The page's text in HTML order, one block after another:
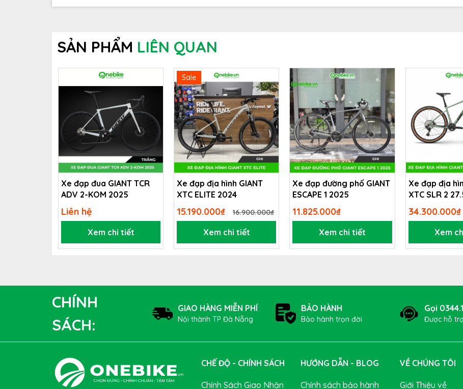
Bộ Truyền Động Điện Tử Shimano DURA ACE Di2 – Đỉnh
nhanh và êm ái. Người dùng có thể chuyển tốc độ dễ dàng chỉ bằng một thao tác nhẹ nhàng, ngay cả khi đang tăng tốc
hoặc thay đổi địa hình. Đi cùng là
phanh đĩa dầu DURA ACE
cho khả năng kiểm soát tuyệt đối trong mọi điều kiện – từ
mưa đến đổ đèo tốc độ cao.
SẢN PHẨM LIÊN QUAN
Xe đạp đua GIANT TCR
ADV 2-KOM 2025
Liên hệ
Xem chi tiết
Sale
Xe đạp địa hình GIANT
XTC ELITE 2024
15.190.000₫ 16.900.000₫
Xem chi tiết
Xe đạp đường phố GIANT
ESCAPE 1 2025
11.825.000₫
Xem chi tiết
Xe đạp địa
XTC SLR 2
34.300.000₫
Xem
CHÍNH
SÁCH:
GIAO HÀNG MIỄN PHÍ
Nội thành TP Đà Nẵng
BẢO HÀNH
Bảo hành trọn đời
Gọi
Được hỗ
CHẾ ĐỘ - CHÍNH SÁCH
Chính Sách Giao Nhận
HƯỚNG DẪN - BLOG
Chính sách bảo hành
VỀ CHÚNG TÔI
Giới Thiệu về